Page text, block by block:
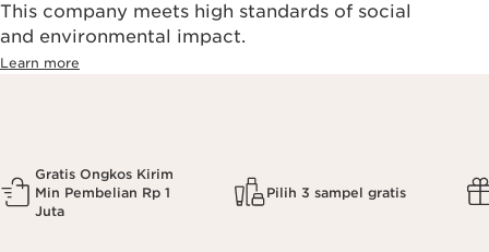
This company meets high standards of social
and environmental impact.
Learn more
Gratis Ongkos Kirim
Min Pembelian Rp 1
Juta
Pilih 3 sampel gratis